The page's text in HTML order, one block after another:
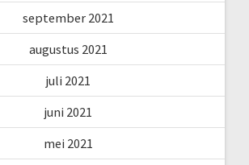
september 2021
augustus 2021
juli 2021
juni 2021
mei 2021